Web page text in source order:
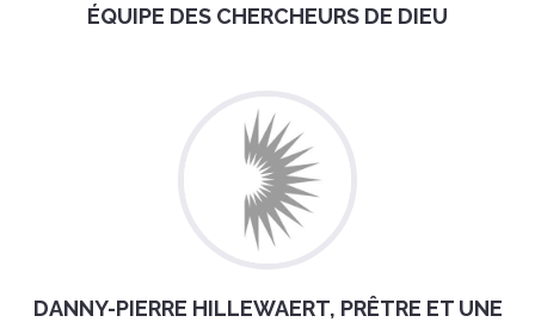
ÉQUIPE DES CHERCHEURS DE DIEU
DANNY-PIERRE HILLEWAERT, PRÊTRE ET UNE